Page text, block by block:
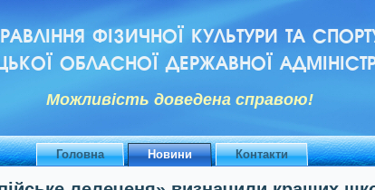
ФІЗИЧНОЇ КУЛЬТУРИ ТА
ОБЛАСНОЇ ДЕРЖАВНОЇ
Можливiсть доведена справою!
Головна Новини Контакти